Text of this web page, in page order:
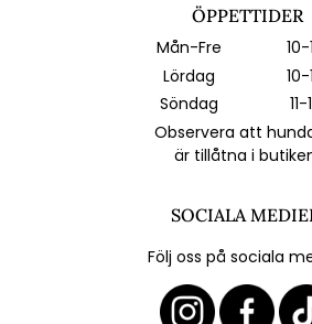
ÖPPETTIDER
Mån-Fre
10-
Lördag
10-
Söndag
11-
Observera att
är tillåtna i
SOCIALA
Följ oss på sociala